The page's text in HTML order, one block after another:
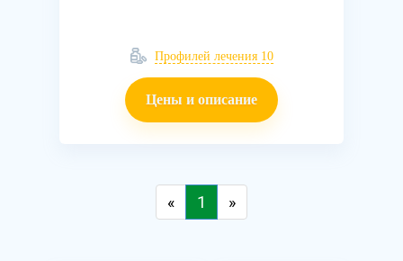
Профилей лечения 10
Цены и описание
« 1 »